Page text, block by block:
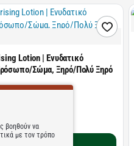
Lotion | Ενυδατικό
Σώμα, Ξηρό/Πολύ Ξηρό
βοηθούν να
με τον τρόπο